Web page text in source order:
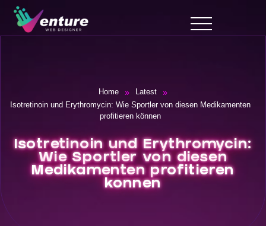
Home » Latest »
Isotretinoin und Erythromycin: Wie Sportler von diesen Medikamenten
profitieren können
Isotretinoin und Erythromycin:
Wie Sportler von diesen
Medikamenten profitieren
können